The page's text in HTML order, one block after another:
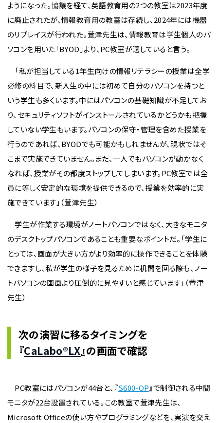
ようになった。協議を経て、英語教育用の2つの教室は2023年度
に廃止されたが、情報教育用の教室は存続し、2024年には機器
のリプレイスが行われた。萱津先生は、情報教育は学生個人のパ
ソコンを用いた「BYOD」より、PC教室が適していると言う。
「私が担当している1年生向けの情報リテラシーの授業は全学
必修の科目で、新入生の中には初めて自分のパソコンを持つと
いう学生も多くいます。中にはパソコンの基礎知識が不足してお
り、セキュリティソフトがインストールされているかどうかも把握
していない学生もいます。パソコンの保守・管理を含めた授業を
行うのであれば、BYODでも可能かもしれませんが、現状ではそ
こまで実施できていません。また、一人でもパソコンが動かなく
なれば、授業がその都度ストップしてしまいます。PC教室では全
員に等しく安定的な環境を提供できるので、授業を効率的に実
施できています」（萱津先生）
学生が作業する環境がノートパソコンではなく、大きなモニタ
のデスクトップパソコンであることも重要なポイントだ。「学生に
とっては、画面が大きい方がより効率的に操作できることを体験
できますし、私が学生の様子を見るために机間を回る際も、ノー
トパソコンの画面より圧倒的に見やすいと感じています」（萱津
先生）
次の演習に移るタイミングを
『CaLabo®LX』の画面で確認
PC教室にはパソコンが44台と、『S600-OP』で制御される中間
モニタが22台設置されている。この教室で萱津先生は、
Microsoft Officeの使い方やプログラミングなどを、実演を交え